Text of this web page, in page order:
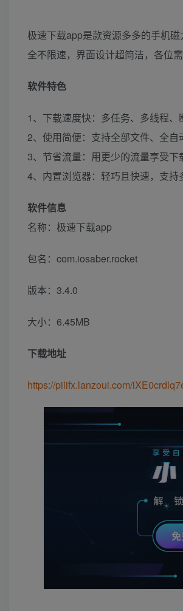
极速下载app是款资源多多的手机
全不限速，界面设计超简洁，各位
软件特色
1、下载速度快：多任务、多线程、
2、使用简便：支持全部文件、全自
3、节省流量：用更少的流量享受下
4、内置浏览器：轻巧且快速，支持
软件信息
名称：极速下载app
包名：com.iosaber.rocket
版本：3.4.0
大小：6.45MB
下载地址
https://pilifx.lanzoui.com/